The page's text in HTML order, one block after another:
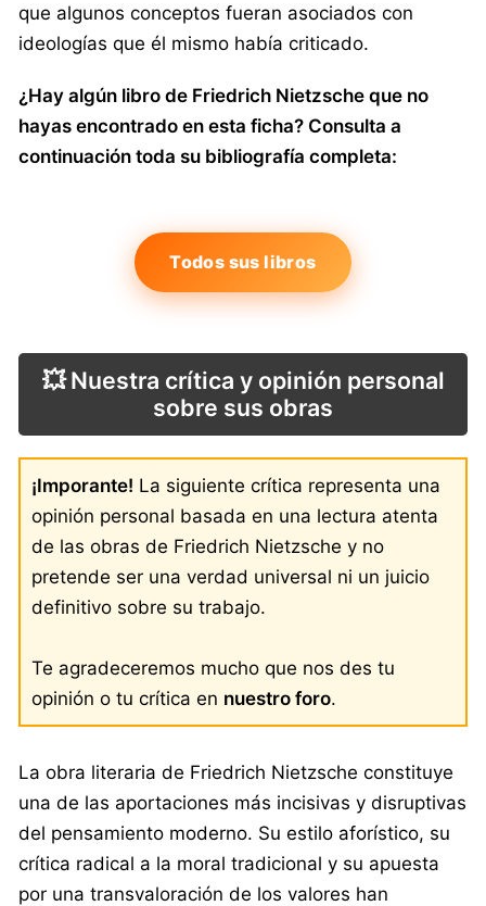
que algunos conceptos fueran asociados con
ideologías que él mismo había criticado.
¿Hay algún libro de Friedrich Nietzsche que no
hayas encontrado en esta ficha? Consulta a
continuación toda su bibliografía completa:
Todos sus libros
💥 Nuestra crítica y opinión personal
sobre sus obras
¡Imporante! La siguiente crítica representa una
opinión personal basada en una lectura atenta
de las obras de Friedrich Nietzsche y no
pretende ser una verdad universal ni un juicio
definitivo sobre su trabajo.
Te agradeceremos mucho que nos des tu
opinión o tu crítica en nuestro foro.
La obra literaria de Friedrich Nietzsche constituye
una de las aportaciones más incisivas y disruptivas
del pensamiento moderno. Su estilo aforístico, su
crítica radical a la moral tradicional y su apuesta
por una transvaloración de los valores han